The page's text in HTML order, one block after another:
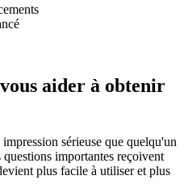
aider à obtenir
sérieuse que quelqu'un
importantes reçoivent
plus facile à utiliser et plus